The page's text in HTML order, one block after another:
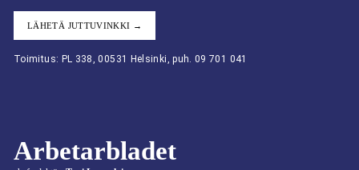
LÄHETÄ JUTTUVINKKI →
Toimitus: PL 338, 00531 Helsinki, puh. 09 701 041
Arbetarbladet